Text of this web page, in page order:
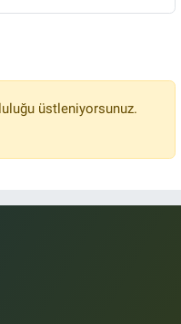
üstleniyorsunuz.